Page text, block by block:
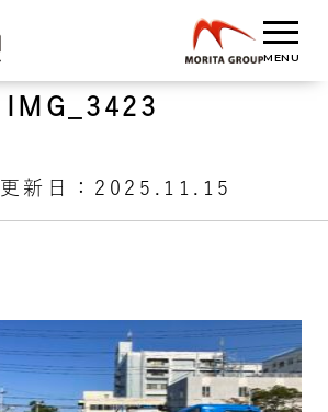
IMG_3423
更新日：2025.11.15